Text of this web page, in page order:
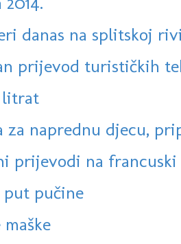
danas na splitskoj
prijevod turističkih
litrat
za naprednu djecu,
prijevodi na
put pučine
maške